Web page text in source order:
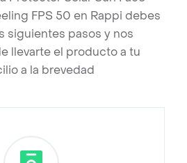
FPS 50 en Rappi debes
siguientes pasos y nos
llevarte el producto a tu
a la brevedad